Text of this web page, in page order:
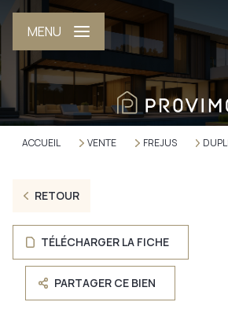
MENU
ACCUEIL VENTE FREJUS
RETOUR
TÉLÉCHARGER LA FICHE
PARTAGER CE BIEN